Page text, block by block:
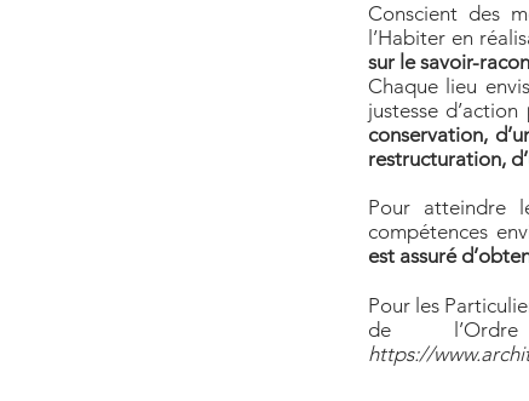
Conscient des
l’Habiter en
sur le savoir-
Chaque lieu
justesse d’action
conservation,
restructuration,
Pour atteindre
compétences
est assuré
Pour les
de
https://